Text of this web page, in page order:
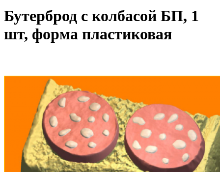
Бутерброд с колбасой БП, 1
шт, форма пластиковая